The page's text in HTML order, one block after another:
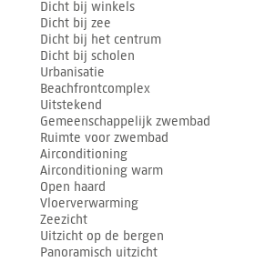
Dicht bij winkels
Dicht bij zee
Dicht bij het centrum
Dicht bij scholen
Urbanisatie
Beachfrontcomplex
Uitstekend
Gemeenschappelijk zwembad
Ruimte voor zwembad
Airconditioning
Airconditioning warm
Open haard
Vloerverwarming
Zeezicht
Uitzicht op de bergen
Panoramisch uitzicht